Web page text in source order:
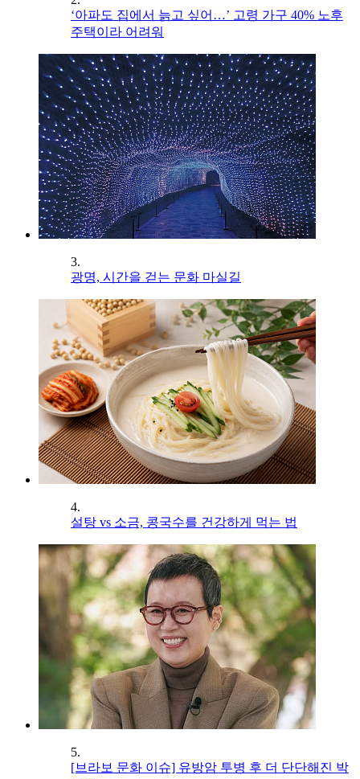
‘아파도 집에서 늙고 싶어…’ 고령 가구 40% 노후
주택이라 어려워
3.
광명, 시간을 걷는 문화 마실길
4.
설탕 vs 소금, 콩국수를 건강하게 먹는 법
5.
[브라보 문화 이슈] 유방암 투병 후 더 단단해진 박